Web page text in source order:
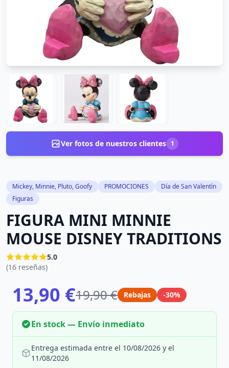
Ver fotos de nuestros clientes 1
Mickey, Minnie, Pluto, Goofy PROMOCIONES
Día de San Valentín
Figuras
FIGURA MINI MINNIE
MOUSE DISNEY TRADITIONS
5.0
(16 reseñas)
13,90 €19,90 € Rebajas -30%
En stock — Envío inmediato
Entrega estimada entre el 10/08/2026 y el
11/08/2026